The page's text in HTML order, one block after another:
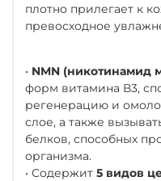
плотно прилегает к
превосходное
• NMN (никотинамид
форм витамина В3,
регенерацию и
слое, а также
белков, способных
организма.
• Содержит 5 видов